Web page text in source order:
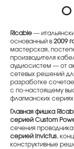
О
Ricable —
основанный в 2009
мастерская,
производителя
аудиосистем — от
сетевых решений
разработке
с по-настоящему
флагманских сериях.
Главная фишка
серией Custom
сечения
серией Invictus,
конструктивные